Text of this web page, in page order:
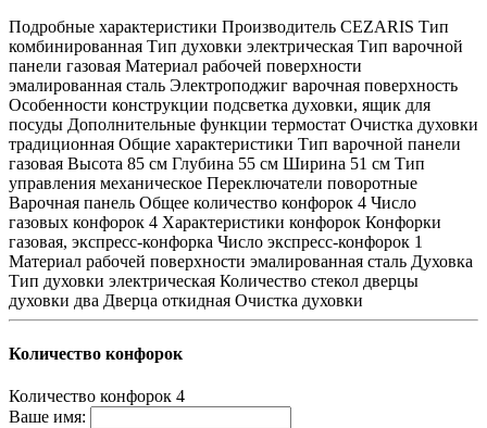
Подробные характеристики Производитель CEZARIS Тип
комбинированная Тип духовки электрическая Тип варочной
панели газовая Материал рабочей поверхности
эмалированная сталь Электроподжиг варочная поверхность
Особенности конструкции подсветка духовки, ящик для
посуды Дополнительные функции термостат Очистка духовки
традиционная Общие характеристики Тип варочной панели
газовая Высота 85 см Глубина 55 см Ширина 51 см Тип
управления механическое Переключатели поворотные
Варочная панель Общее количество конфорок 4 Число
газовых конфорок 4 Характеристики конфорок Конфорки
газовая, экспресс-конфорка Число экспресс-конфорок 1
Материал рабочей поверхности эмалированная сталь Духовка
Тип духовки электрическая Количество стекол дверцы
духовки два Дверца откидная Очистка духовки
Количество конфорок
Количество конфорок 4
Ваше имя: